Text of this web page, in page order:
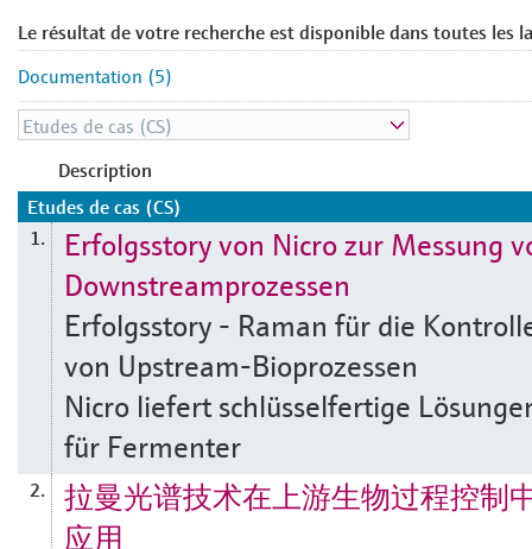
Le résultat de votre recherche est disponible dans toutes les
Documentation (5)
Description
Etudes de cas (CS)
1.
Erfolgsstory von Nicro zur Messung
Downstreamprozessen
Erfolgsstory - Raman für die
von Upstream-Bioprozessen
Nicro liefert schlüsselfertige
für Fermenter
2.
拉曼光谱技术在上游生物过程控制
应用